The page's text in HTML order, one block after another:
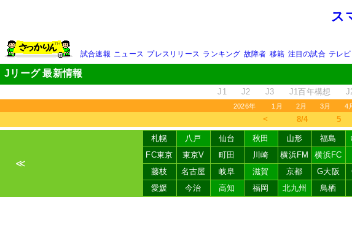
ス
試合速報 ニュース プレスリリース ランキング 故障者 移籍 注目の試合 テレビ
Jリーグ 最新情報
J1 J2 J3 J1百年構想
2026年 1月 2月 3月 4
＜ 8/4 5
≪
札幌 八戸 仙台 秋田 山形 福島
FC東京
東京V 町田 川崎 横浜FM 横浜FC
藤枝
名古屋 岐阜 滋賀 京都 G大阪
愛媛
今治 高知 福岡 北九州 鳥栖